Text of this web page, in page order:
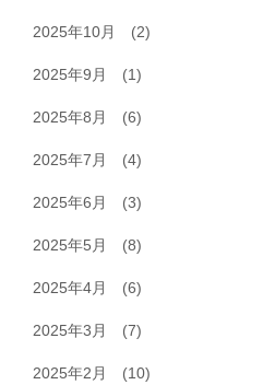
2025年10月 (2)
2025年9月 (1)
2025年8月 (6)
2025年7月 (4)
2025年6月 (3)
2025年5月 (8)
2025年4月 (6)
2025年3月 (7)
2025年2月 (10)